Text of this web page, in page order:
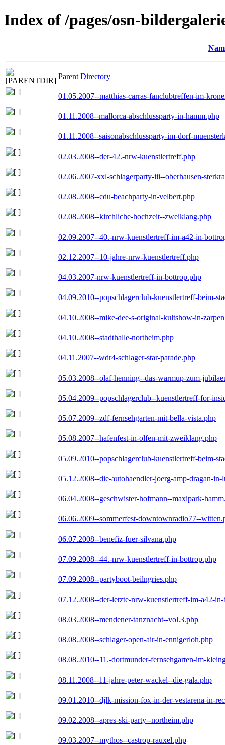
Index of /pages/osn-
Parent Directory
01.05.2007--matthias-carras-fanclubtreffen-im-
01.11.2008--mallorca-abschlussparty-in-hamm.php
01.11.2008--saisonabschlussparty-im-dorf-
02.03.2008--der-42.-nrw-kuenstlertreff.php
02.06.2007-xxl-schlagerparty-iii--oberhausen-
02.08.2008--cdu-beachparty-in-velbert.php
02.08.2008--kirchliche-hochzeit--zweiklang.php
02.09.2007--40.-nrw-kuenstlertreff-im-a42-in-
02.12.2007--10-jahre-nrw-kuenstlertreff.php
04.03.2007-nrw-kuenstlertreff-in-bottrop.php
04.09.2010--popschlagerclub-kuenstlertreff-beim-
04.10.2008--mike-dee-s-original-kultshow-in-
04.10.2008--stadthalle-northeim.php
04.11.2007--wdr4-schlager-star-parade.php
05.03.2008--olaf-henning--das-warmup-zum-
05.04.2009--popschlagerclub--kuenstlertreff-for-
05.07.2009--zdf-fernsehgarten-mit-bella-vista.php
05.08.2007--hafenfest-in-olfen-mit-zweiklang.php
05.09.2010--popschlagerclub-kuenstlertreff-beim-
05.12.2008--die-autohaendler-joerg-amp-dragan-in-
06.04.2008--geschwister-hofmann--maxipark-
06.06.2009--sommerfest-downtownradio77--
06.07.2008--benefiz-fuer-silvana.php
07.09.2008--44.-nrw-kuenstlertreff-in-bottrop.php
07.09.2008--partyboot-beilngries.php
07.12.2008--der-letzte-nrw-kuenstlertreff-im-a42-
08.03.2008--mendener-tanznacht--vol.3.php
08.08.2008--schlager-open-air-in-ennigerloh.php
08.08.2010--11.-dortmunder-fernsehgarten-im-
08.11.2008--11-jahre-peter-wackel--die-gala.php
09.01.2010--djlk-mission-fox-in-der-vestarena-in-
09.02.2008--apres-ski-party--northeim.php
09.03.2007--mythos--castrop-rauxel.php